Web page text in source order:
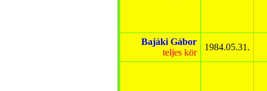
Bajáki Gábor
teljes kör
1984.05.31.